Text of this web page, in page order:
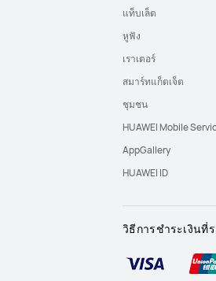
แท็บเล็ต
หูฟัง
เราเตอร์
สมาร์ทแก็ตเจ็ต
ชุมชน
HUAWEI Mobile
AppGallery
HUAWEI ID
วิธีการชำระเงินที่